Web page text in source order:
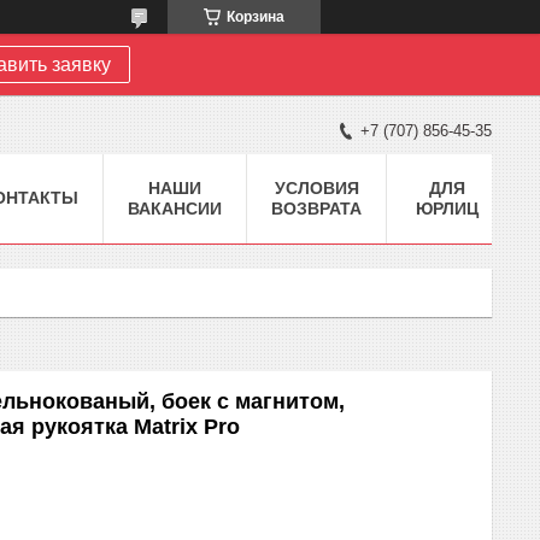
Корзина
заявку
+7 (707) 856-45-35
НАШИ
ВАКАНСИИ
УСЛОВИЯ
ВОЗВРАТА
ДЛЯ
ЮРЛИЦ
боек с магнитом,
рукоятка Matrix Pro